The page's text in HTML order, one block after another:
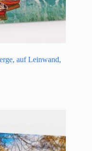
auf Leinwand,